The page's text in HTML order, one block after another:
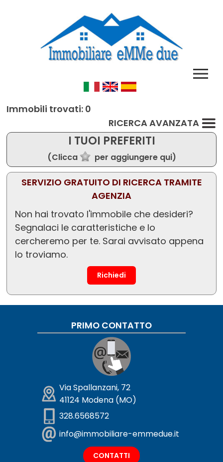
Immobili trovati: 0
RICERCA AVANZATA
I TUOI PREFERITI
(Clicca per aggiungere qui)
SERVIZIO GRATUITO DI RICERCA TRAMITE
AGENZIA
Non hai trovato l'immobile che desideri?
Segnalaci le caratteristiche e lo
cercheremo per te. Sarai avvisato appena
lo troviamo.
Richiedi
PRIMO CONTATTO
Via Spallanzani, 72
41124 Modena (MO)
328.6568572
info@immobiliare-emmedue.it
CONTATTI